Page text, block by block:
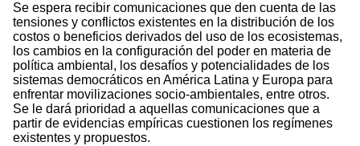
Se espera recibir comunicaciones que den cuenta de las
tensiones y conflictos existentes en la distribución de los
costos o beneficios derivados del uso de los ecosistemas,
los cambios en la configuración del poder en materia de
política ambiental, los desafíos y potencialidades de los
sistemas democráticos en América Latina y Europa para
enfrentar movilizaciones socio-ambientales, entre otros.
Se le dará prioridad a aquellas comunicaciones que a
partir de evidencias empíricas cuestionen los regímenes
existentes y propuestos.